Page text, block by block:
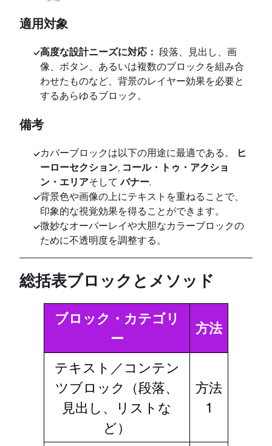
適用対象
高度な設計ニーズに対応： 段落、見出し、画
像、ボタン、あるいは複数のブロックを組み合
わせたものなど、背景のレイヤー効果を必要と
するあらゆるブロック。
備考
カバーブロックは以下の用途に最適である。
ヒ
ーローセクション, コール・トゥ・アクショ
ン・エリアそしてバナー.
背景色や画像の上にテキストを重ねることで、
印象的な視覚効果を得ることができます。
微妙なオーバーレイや大胆なカラーブロックの
ために不透明度を調整する。
総括表ブロックとメソッド
ブロック・カテゴリ
ー
方法
テキスト／コンテン
ツブロック（段落、
見出し、リストな
ど）
方法
1